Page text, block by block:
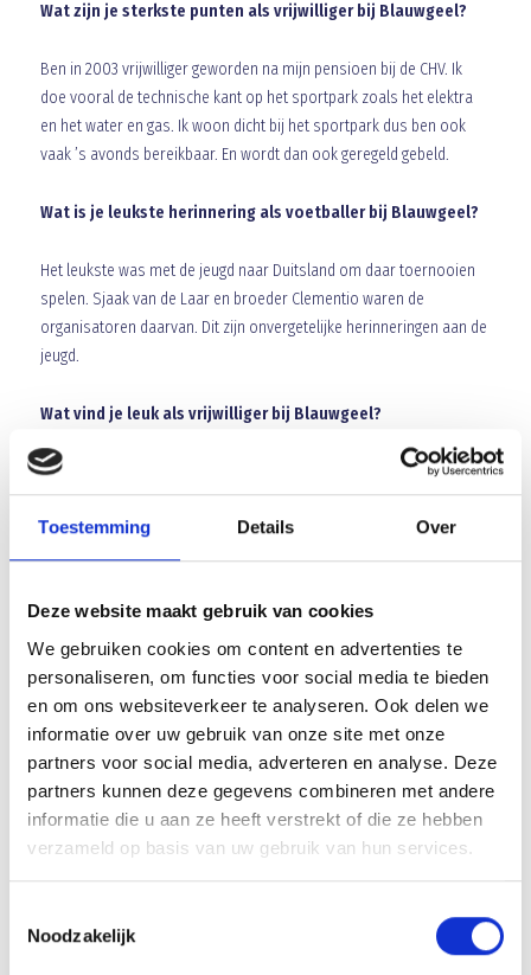
Toestemming Details Over
Deze website maakt gebruik van cookies
We gebruiken cookies om content en advertenties te
personaliseren, om functies voor social media te bieden
en om ons websiteverkeer te analyseren. Ook delen we
informatie over uw gebruik van onze site met onze
partners voor social media, adverteren en analyse. Deze
partners kunnen deze gegevens combineren met andere
informatie die u aan ze heeft verstrekt of die ze hebben
verzameld op basis van uw gebruik van hun services.
Noodzakelijk
Wat zijn je sterkste punten als vrijwilliger bij Blauwgeel?
Ben in 2003 vrijwilliger geworden na mijn pensioen bij de CHV. Ik
doe vooral de technische kant op het sportpark zoals het elektra
en het water en gas. Ik woon dicht bij het sportpark dus ben ook
vaak ’s avonds bereikbaar. En wordt dan ook geregeld gebeld.
Wat is je leukste herinnering als voetballer bij Blauwgeel?
Het leukste was met de jeugd naar Duitsland om daar toernooien
spelen. Sjaak van de Laar en broeder Clementio waren de
organisatoren daarvan. Dit zijn onvergetelijke herinneringen aan de
jeugd.
Wat vind je leuk als vrijwilliger bij Blauwgeel?
Het contact met de andere vrijwilligers en de verhalen van vroeger
die daar rond gaan. Ook is het mooi om de jeugd aan het werk te
zien tijdens trainingen. Je ziet het sportpark ook groeien zoals met
de verlichting en met de kleedlokalen. Hierdoor hebben we ook
kan nu langer door trainen.
Hoe breng je graag je vrije tijd door als je niet bij
Blauwgeel bent?
Genieten van mijn tijd en dan veel lezen en fietsen om mijn gewicht
in de gaten te houden. Loop ook graag op zondag als we thuis
spelen een rondje langs het veld en zie de mensen dan genieten.
Ja, dat de leiders na de trainingen en wedstijden meer toezicht
houden in de kleedlokalen. Zodat deze netjes achterblijven. Scheelt